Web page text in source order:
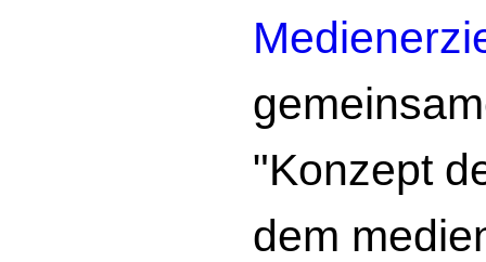
"Konzept
dem